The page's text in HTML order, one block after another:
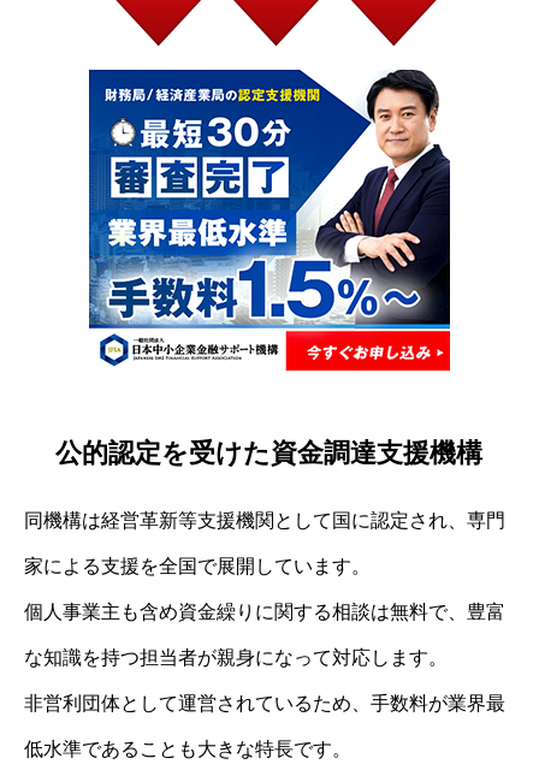
公的認定を受けた資金調達支援機構
同機構は経営革新等支援機関として国に認定され、専門
家による支援を全国で展開しています。
個人事業主も含め資金繰りに関する相談は無料で、豊富
な知識を持つ担当者が親身になって対応します。
非営利団体として運営されているため、手数料が業界最
低水準であることも大きな特長です。